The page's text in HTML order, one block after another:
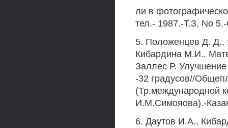
ли в
тел.- 1987.-Т.З, No
5. Положенцев Д. Д.,
Кибардина М.И.,
Заллес Р.
-32 градусов//
(Тр.международной
И.М.Симояова).-
6. Даутов И.А.,